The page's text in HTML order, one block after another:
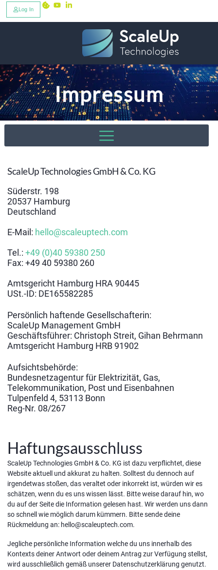
Log In
Impressum
ScaleUp Technologies GmbH & Co. KG
Süderstr. 198
20537 Hamburg
Deutschland
E-Mail: hello@scaleuptech.com
Tel.: +49 (0)40 59380 250
Fax: +49 40 59380 260
Amtsgericht Hamburg HRA 90445
USt.-ID: DE165582285
Persönlich haftende Gesellschafterin:
ScaleUp Management GmbH
Geschäftsführer: Christoph Streit, Gihan Behrmann
Amtsgericht Hamburg HRB 91902
Aufsichtsbehörde:
Bundesnetzagentur für Elektrizität, Gas,
Telekommunikation, Post und Eisenbahnen
Tulpenfeld 4, 53113 Bonn
Reg-Nr. 08/267
Haftungsausschluss
ScaleUp Technologies GmbH & Co. KG ist dazu verpflichtet, diese
Website aktuell und akkurat zu halten. Solltest du dennoch auf
irgendetwas stoßen, das veraltet oder inkorrekt ist, würden wir es
schätzen, wenn du es uns wissen lässt. Bitte weise darauf hin, wo
du auf der Seite die Information gelesen hast. Wir werden uns dann
so schnell wie möglich darum kümmern. Bitte sende deine
Rückmeldung an: hello@scaleuptech.com.
Jegliche persönliche Information welche du uns innerhalb des
Kontexts deiner Antwort oder deinem Antrag zur Verfügung stellst,
wird ausschließlich gemäß unserer Datenschutzerklärung genutzt.